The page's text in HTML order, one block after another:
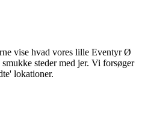
vise hvad vores lille Eventyr Ø
steder med jer. Vi forsøger
lokationer.